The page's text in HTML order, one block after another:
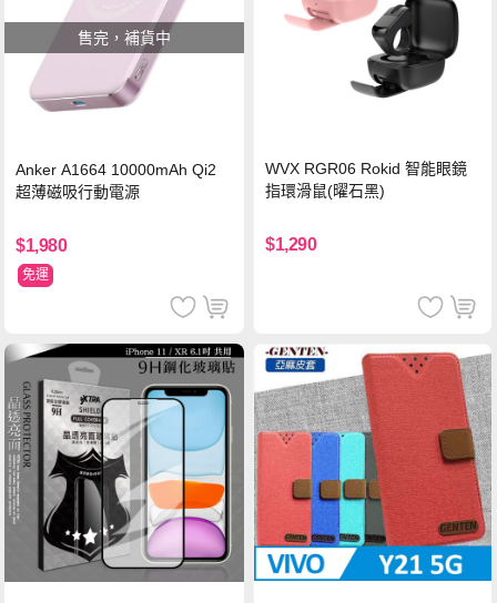
售完，補貨中
Anker A1664 10000mAh Qi2
超薄磁吸行動電源
$1,980
免運
WVX RGR06 Rokid 智能眼鏡
指環滑鼠(曜石黑)
$1,290